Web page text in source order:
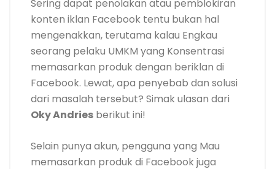
Sering dapat penolakan atau pemblokiran
konten iklan Facebook tentu bukan hal
mengenakkan, terutama kalau Engkau
seorang pelaku UMKM yang Konsentrasi
memasarkan produk dengan beriklan di
Facebook. Lewat, apa penyebab dan solusi
dari masalah tersebut? Simak ulasan dari
Oky Andries berikut ini!
Selain punya akun, pengguna yang Mau
memasarkan produk di Facebook juga